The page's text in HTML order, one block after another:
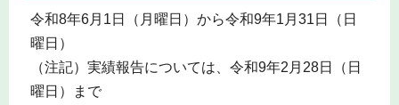
令和8年6月1日（月曜日）から令和9年1月31日（日
曜日）
（注記）実績報告については、令和9年2月28日（日
曜日）まで